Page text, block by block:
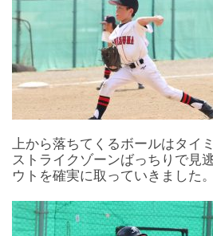
上から落ちてくるボールはタイ
ストライクゾーンばっちりで見
ウトを確実に取っていきました。